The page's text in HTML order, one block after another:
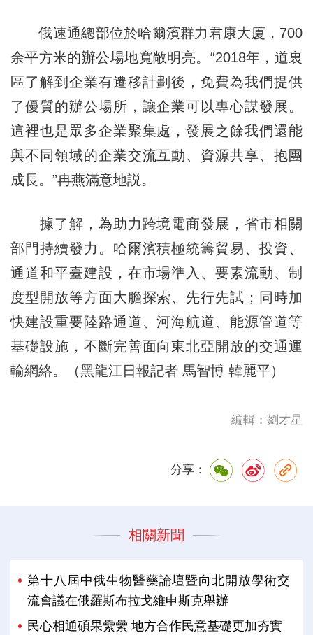
俄速通總部位於哈爾濱群力君康大廈，700
余平方米的辦公場地寬敞明亮。“2018年，道裏
區了解到企業有遷移計劃後，免費為我們提供
了優質的辦公場所，讓企業可以專心謀發展。
這裡也是眾多企業聚集處，發展之餘我們還能
與不同領域的企業交流互動、資源共享、抱團
成長。”冉燕滿意地説。
據了解，為助力跨境電商發展，省市相關
部門持續發力。哈爾濱積極統籌貿易、投資、
通道和平臺建設，在市場準入、要素流動、制
度型開放等方面大膽探索、先行先試；同時加
快建設重要陸路通道、河海航道、能源管道等
基礎設施，不斷完善面向東北亞開放的交通運
輸網絡。（黑龍江日報記者 馬智博 韓麗平）
編輯：劉才星
分享：
相關新聞
第十八屆中俄生物醫藥論壇暨向北開放學術交
流會議在俄羅斯布拉戈維申斯克舉辦
民心相通碩果纍纍 地方合作民意基礎更加夯實